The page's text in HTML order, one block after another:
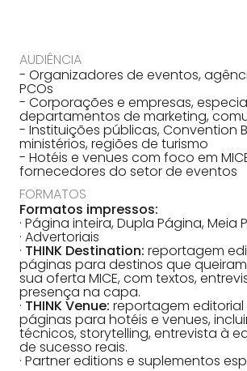
AUDIÊNCIA
- Organizadores de eventos,
PCOs
- Corporações e empresas,
departamentos de marketing,
- Instituições públicas, Convention
ministérios, regiões de turismo
- Hotéis e venues com foco em
fornecedores do setor de eventos
FORMATOS
Formatos impressos:
· Página inteira, Dupla Página, Meia
· Advertoriais
· THINK Destination: reportagem
páginas para destinos que
sua oferta MICE, com textos,
presença na capa.
· THINK Venue: reportagem editorial
páginas para hotéis e venues,
técnicos, storytelling, entrevista à
de sucesso reais.
· Partner editions e suplementos